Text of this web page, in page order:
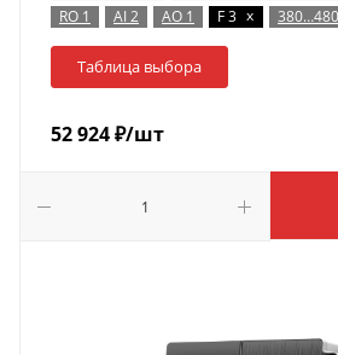
RO 1
AI 2 AO 1 F 3 x
Таблица выбора
52 924₽/шт